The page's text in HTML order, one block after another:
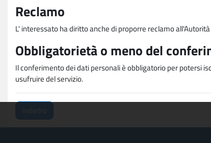
Reclamo
L' interessato ha diritto anche di proporre reclamo
Obbligatorietà o meno del
Il conferimento dei dati personali è obbligatorio per potersi
usufruire del servizio.
Indietro